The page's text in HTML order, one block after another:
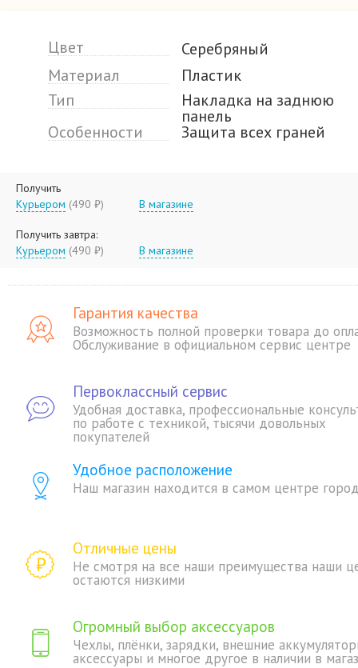
Цвет
Серебряный
Материал
Пластик
Тип
Накладка на заднюю
панель
Особенности Защита всех граней
Получить
Курьером (490 ₽) В магазине
Получить завтра:
Курьером (490 ₽) В магазине
Гарантия качества
Возможность полной проверки товара до
Обслуживание в официальном сервис центре
Первоклассный сервис
Удобная доставка, профессиональные
по работе с техникой, тысячи довольных
покупателей
Удобное расположение
Наш магазин находится в самом центре
Отличные цены
Не смотря на все наши преимущества наши
остаются низкими
Огромный выбор аксессуаров
Чехлы, плёнки, зарядки, внешние
аксессуары и многое другое в наличии в